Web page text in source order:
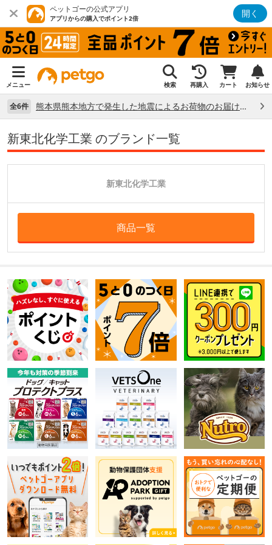
ペットゴーの公式アプリ
アプリからの購入でポイント2倍 開く
メニュー 検索 再購入 カート お知らせ
全6件 熊本県熊本地方で発生した地震によるお荷物のお届け状況について （7/28）
新東北化学工業 のブランド一覧
新東北化学工業
商品一覧